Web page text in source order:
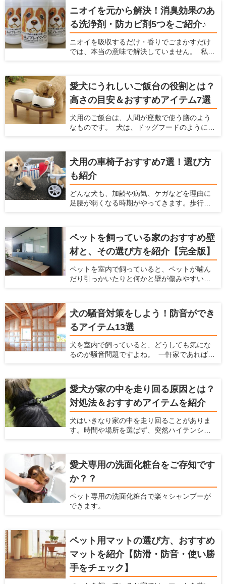
でキッチンからペット用品まで幅広く使え
る」というオールマイティーな洗浄剤がある
んです♪しかも、洗浄だけでなく除菌消臭効果
もあって更に安全性が高いという優れもの！
今回は洗浄剤『AJブレイク・ワン』を、わた
くし勝部が実際に使ってのレポートと共にご
ニオイを元から解決！消臭効果のあ
る洗浄剤・防カビ剤5つをご紹介♪
ニオイを吸収するだけ・香りでごまかすだけ
では、本当の意味で解決していません。 私た
ね。 なにより、ニオイが発生しているという
ことはウイルスや雑菌が繁殖していて不衛生
になっている恐れがあるのです。 除菌効果や
菌の繁殖を抑制する効果がある洗浄剤で掃除
をすれば、原因からニオイを解消できます。
今回は、「ニオイを元から解決する」効果の
性やコストパフォーマンスに期待大です！
愛犬にうれしいご飯台の役割とは？
高さの目安＆おすすめアイテム7選
犬用のご飯台は、人間が座敷で使う膳のよう
なものです。 犬は、ドッグフードのように簡
のフードを吐き出したり、むせたりしてしま
います。 そのようなときは、犬にとって食べ
やすい姿勢が保てるご飯台を検討してみま
しょう。老犬や気管の弱い犬のサポートにも
役立ちます。 この記事では、ご飯台を使うメ
リットと選び方、おすすめのアイテムを7つ紹
犬用の車椅子おすすめ7選！選び方
も紹介
どんな犬も、加齢や病気、ケガなどを理由に
足腰が弱くなる時期がやってきます。歩行が
さんにとって、少しの距離でも一緒に歩ける
時間は貴重です。たとえ体が不自由であって
も、犬用車椅子があれば愛犬の意思で行きた
い場所に移動できます。 寝たきりを予防する
ために、体力づくりの一環として犬用車椅子
を利用するのも一つの方法です。この記事で
ペットを飼っている家のおすすめ壁
材と、その選び方を紹介【完全版】
ペットを室内で飼っていると、ペットが噛ん
だり引っかいたりと何かと壁が傷みやすいで
声が周りに漏れたりするのも、壁が原因のこ
とがあります。 だからこそ、ペットを飼う時
にはこういった悩みを解決してくれる壁材を
選ぶ必要があります。 この記事では、ペット
を飼う家におすすめの壁材を紹介するととも
に、愛犬家住宅だからこそ知っている壁材の
犬の騒音対策をしよう！防音ができ
るアイテム13選
犬を室内で飼っていると、どうしても気にな
るのが騒音問題ですよね。 一軒家であれば周
す。 犬を飼っている時の騒音問題に対策する
ための方法、商品をここでは紹介します。
愛犬が家の中を走り回る原因とは？
対処法＆おすすめアイテムを紹介
犬はいきなり家の中を走り回ることがありま
す。時間や場所を選ばず、突然ハイテンショ
への迷惑が気になりますし、鳴いたり唸った
りしながら走ると近所への迷惑も気になりま
す。何より愛犬の健康に問題ないか心配にな
ると思います。この記事では、犬が家の中を
走り回るいくつかの原因を説明するととも
に、具体的な対処法を解説します。
愛犬専用の洗面化粧台をご存知です
か？？
ペット専用の洗面化粧台で楽々シャンプーが
できます。
ペット用マットの選び方、おすすめ
マットを紹介【防滑・防音・使い勝
手をチェック】